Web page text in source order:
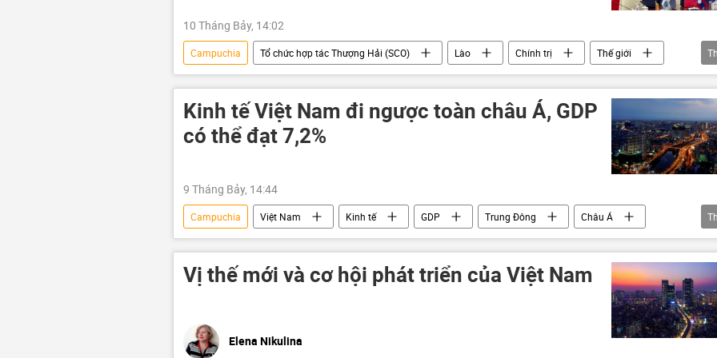
10 Tháng Bảy, 14:02
Campuchia Tổ chức hợp tác Thượng Hải (SCO) Lào Chính trị
Thế giới
Nga
Trung Quốc Iran Ấn Độ Belarus
Myanmar
Nepal
Sri Lanka
Kinh tế Việt Nam đi ngược toàn châu Á, GDP
có thể đạt 7,2%
9 Tháng Bảy, 14:44
Campuchia Việt Nam Kinh tế GDP Trung Đông
Châu Á
Ấn Độ
Trung Quốc ADB Đông Nam Á Philippines
Vị thế mới và cơ hội phát triển của Việt Nam
Elena Nikulina